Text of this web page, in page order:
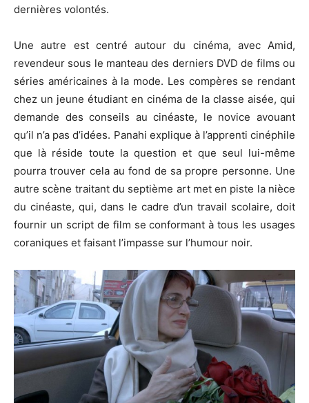
dernières volontés.
Une autre est centré autour du cinéma, avec Amid,
revendeur sous le manteau des derniers DVD de films ou
séries américaines à la mode. Les compères se rendant
chez un jeune étudiant en cinéma de la classe aisée, qui
demande des conseils au cinéaste, le novice avouant
qu’il n’a pas d’idées. Panahi explique à l’apprenti cinéphile
que là réside toute la question et que seul lui-même
pourra trouver cela au fond de sa propre personne. Une
autre scène traitant du septième art met en piste la nièce
du cinéaste, qui, dans le cadre d’un travail scolaire, doit
fournir un script de film se conformant à tous les usages
coraniques et faisant l’impasse sur l’humour noir.